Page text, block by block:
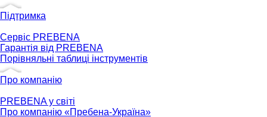
Підтримка
Сервіс PREBENA
Гарантія від PREBENA
Порівняльні таблиці інструментів
Про компанію
PREBENA у світі
Про компанію «Пребена-Україна»